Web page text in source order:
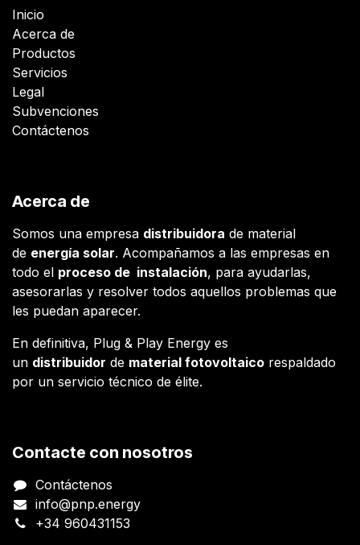
Inicio
Acerca de
Productos
Servicios
Legal
Subvenciones
Contáctenos
Acerca de
Somos una empresa distribuidora de material
de energía solar. Acompañamos a las empresas en
todo el proceso de instalación, para ayudarlas,
asesorarlas y resolver todos aquellos problemas que
les puedan aparecer.
En definitiva, Plug & Play Energy es
un distribuidor de material fotovoltaico respaldado
por un servicio técnico de élite.
Contacte con nosotros
Contáctenos
info@pnp.energy
+34 960431153